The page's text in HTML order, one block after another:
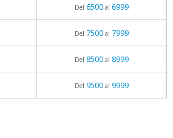
Del 6500al 6999
Del 7500al 7999
Del 8500al 8999
Del 9500al 9999